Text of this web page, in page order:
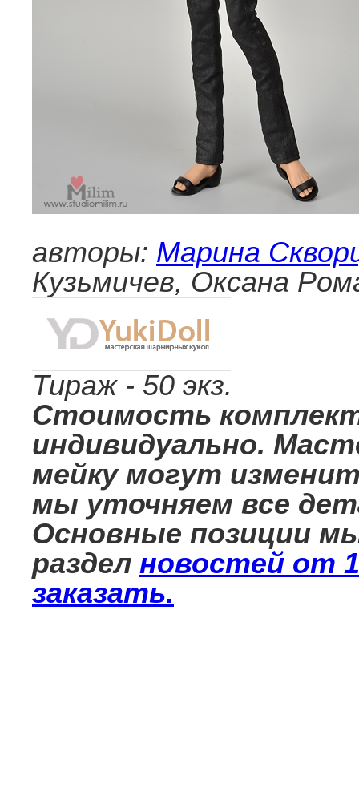
авторы: Марина
Кузьмичев, Оксана
Тираж - 50 экз.
Стоимость
индивидуально.
мейку могут
мы уточняем все
Основные позиции
раздел новостей от
заказать.